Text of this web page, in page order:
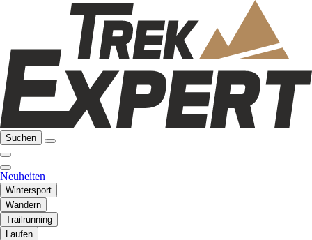
Suchen
Neuheiten
Wintersport
Wandern
Trailrunning
Laufen